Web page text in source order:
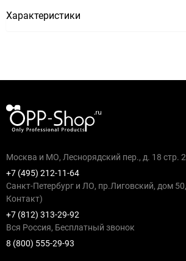
Характеристики
Москва и МО, Леснорядский пер., д. 18 стр.
+7 (495) 212-11-64
Санкт-Петербург и ЛО, пр.Лиговский, дом
Контакт)
+7 (812) 313-29-92
Вся Россия, Бесплатный звонок
8 (800) 555-29-93